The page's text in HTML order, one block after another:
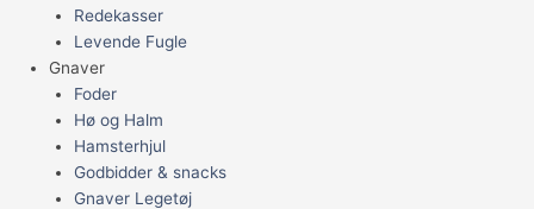
Redekasser
Levende Fugle
Gnaver
Foder
Hø og Halm
Hamsterhjul
Godbidder & snacks
Gnaver Legetøj